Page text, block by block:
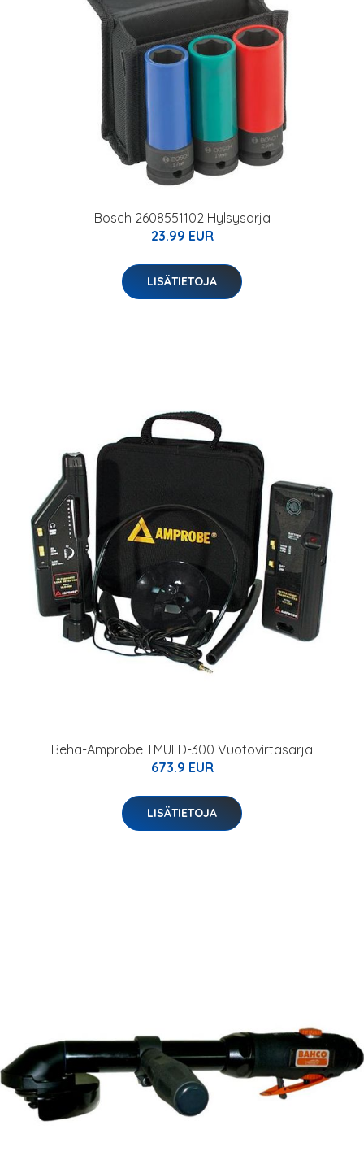
Bosch 2608551102 Hylsysarja
23.99 EUR
LISÄTIETOJA
Beha-Amprobe TMULD-300 Vuotovirtasarja
673.9 EUR
LISÄTIETOJA